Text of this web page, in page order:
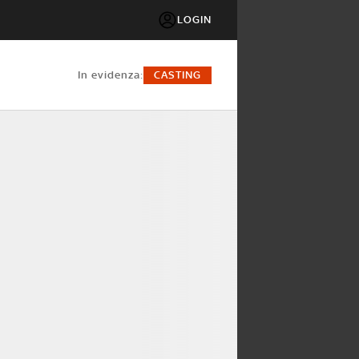
LOGIN
in evidenza: CASTING